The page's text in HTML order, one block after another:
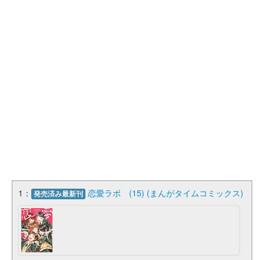
1： 発売済み最新刊 恋愛ラボ (15) (まんがタイムコミックス)